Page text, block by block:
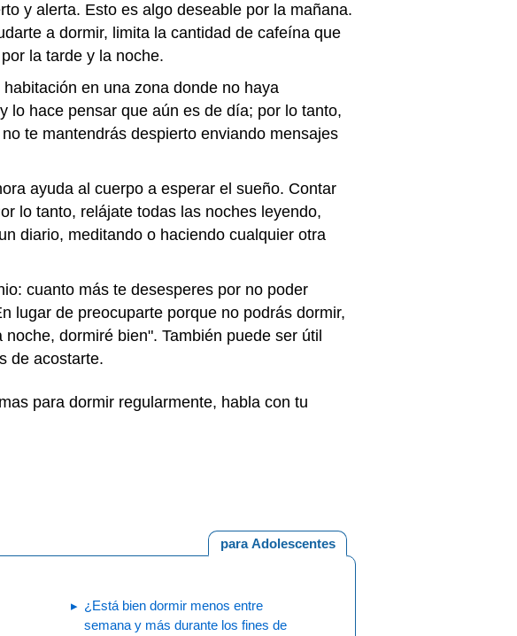
y alerta. Esto es algo deseable por la mañana.
a dormir, limita la cantidad de cafeína que
la tarde y la noche.
habitación en una zona donde no haya
lo hace pensar que aún es de día; por lo tanto,
te mantendrás despierto enviando mensajes
ayuda al cuerpo a esperar el sueño. Contar
lo tanto, relájate todas las noches leyendo,
diario, meditando o haciendo cualquier otra
cuanto más te desesperes por no poder
lugar de preocuparte porque no podrás dormir,
dormiré bien". También puede ser útil
de acostarte.
para dormir regularmente, habla con tu
para Adolescentes
¿Está bien dormir menos entre
semana y más durante los fines de